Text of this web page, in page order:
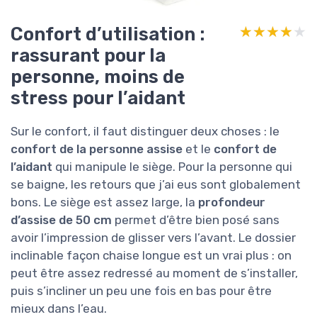
Confort d’utilisation :
rassurant pour la
personne, moins de
stress pour l’aidant
★★★★★
★★★★★
Sur le confort, il faut distinguer deux choses : le
confort de la personne assise et le confort de
l’aidant qui manipule le siège. Pour la personne qui
se baigne, les retours que j’ai eus sont globalement
bons. Le siège est assez large, la profondeur
d’assise de 50 cm permet d’être bien posé sans
avoir l’impression de glisser vers l’avant. Le dossier
inclinable façon chaise longue est un vrai plus : on
peut être assez redressé au moment de s’installer,
puis s’incliner un peu une fois en bas pour être
mieux dans l’eau.